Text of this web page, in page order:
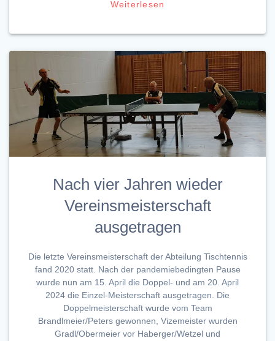
Weiterlesen
Nach vier Jahren wieder
Vereinsmeisterschaft
ausgetragen
Die letzte Vereinsmeisterschaft der Abteilung Tischtennis
fand 2020 statt. Nach der pandemiebedingten Pause
wurde nun am 15. April die Doppel- und am 20. April
2024 die Einzel-Meisterschaft ausgetragen. Die
Doppelmeisterschaft wurde vom Team
Brandlmeier/Peters gewonnen, Vizemeister wurden
Gradl/Obermeier vor Haberger/Wetzel und